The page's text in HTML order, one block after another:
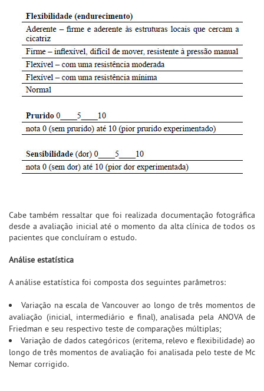
Cabe também ressaltar que foi realizada documentação fotográfica
desde a avaliação inicial até o momento da alta clínica de todos os
pacientes que concluíram o estudo.
Análise estatística
A análise estatística foi composta dos seguintes parâmetros:
Variação na escala de Vancouver ao longo de três momentos de
avaliação (inicial, intermediário e final), analisada pela ANOVA de
Friedman e seu respectivo teste de comparações múltiplas;
Variação de dados categóricos (eritema, relevo e flexibilidade) ao
longo de três momentos de avaliação foi analisada pelo teste de Mc
Nemar corrigido.